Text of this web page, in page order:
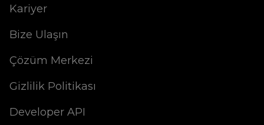
Kariyer
Bize Ulaşın
Çözüm Merkezi
Gizlilik Politikası
Developer API